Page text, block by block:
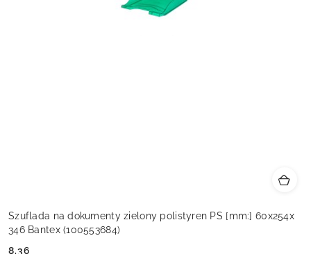
Szuflada na dokumenty zielony polistyren PS [mm:] 60x254x
346 Bantex (100553684)
8.36